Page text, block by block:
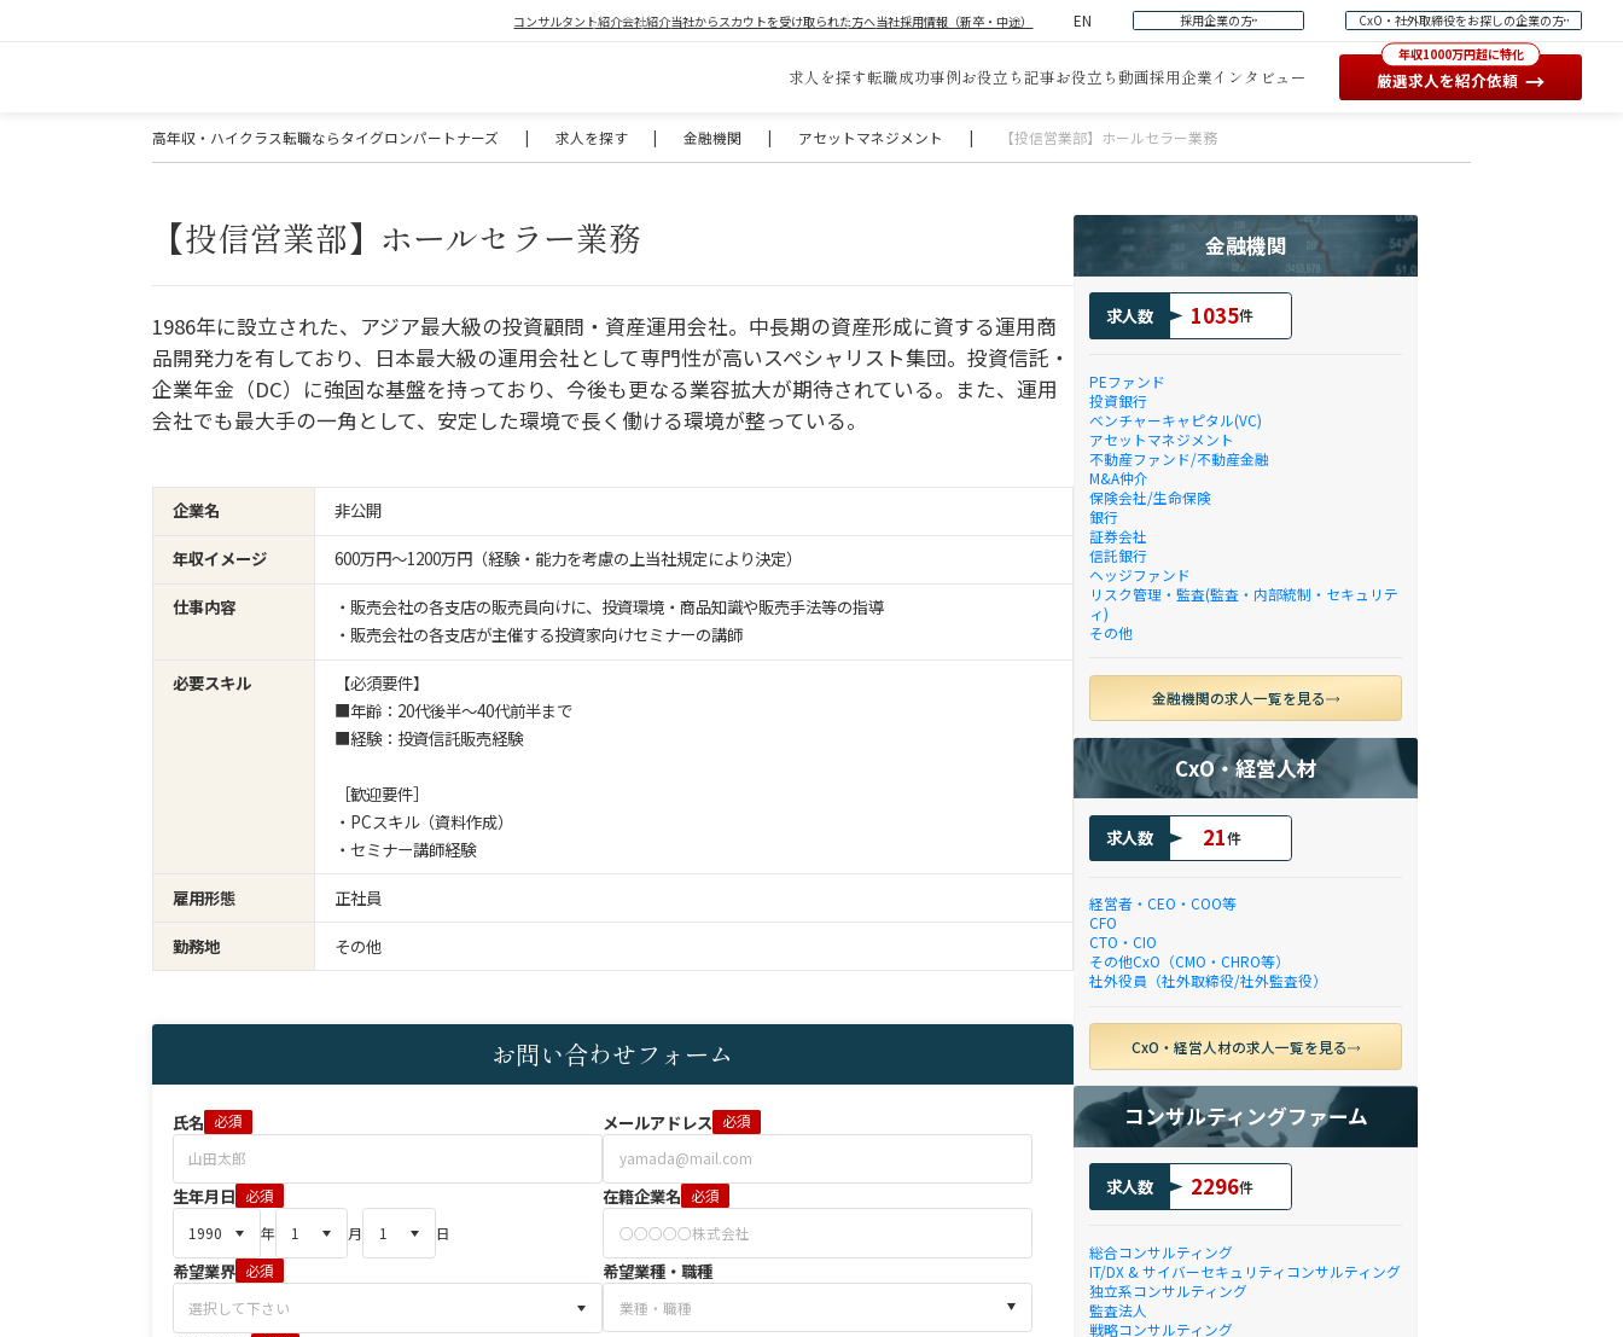
コンサルタント紹介会社紹介当社からスカウトを受け取られた方へ当社採用情報（新卒・中途） EN 採用企業の方 CxO・社外取締役をお探しの企業の方
求人を探す転職成功事例お役立ち記事お役立ち動画採用企業インタビュー
年収1000万円超に特化
厳選求人を紹介依頼 →
高年収・ハイクラス転職ならタイグロンパートナーズ | 求人を探す | 金融機関 | アセットマネジメント | 【投信営業部】ホールセラー業務
【投信営業部】ホールセラー業務
1986年に設立された、アジア最大級の投資顧問・資産運用会社。中長期の資産形成に資する運用商
品開発力を有しており、日本最大級の運用会社として専門性が高いスペシャリスト集団。投資信託・
企業年金（DC）に強固な基盤を持っており、今後も更なる業容拡大が期待されている。また、運用
会社でも最大手の一角として、安定した環境で長く働ける環境が整っている。
企業名
非公開
年収イメージ
600万円〜1200万円（経験・能力を考慮の上当社規定により決定）
仕事内容
・販売会社の各支店の販売員向けに、投資環境・商品知識や販売手法等の指導
・販売会社の各支店が主催する投資家向けセミナーの講師
必要スキル
【必須要件】
■年齢：20代後半～40代前半まで
■経験：投資信託販売経験
［歓迎要件］
・PCスキル（資料作成）
・セミナー講師経験
雇用形態
正社員
勤務地
その他
お問い合わせフォーム
氏名 必須 メールアドレス 必須
生年月日 必須
年
月 日
在籍企業名 必須
希望業界 必須 希望業種・職種
金融機関
求人数 1035件
PEファンド
投資銀行
ベンチャーキャピタル(VC)
アセットマネジメント
不動産ファンド/不動産金融
M&A仲介
保険会社/生命保険
銀行
証券会社
信託銀行
ヘッジファンド
リスク管理・監査(監査・内部統制・セキュリテ
ィ)
その他
金融機関の求人一覧を見る
CxO・経営人材
求人数 21件
経営者・CEO・COO等
CFO
CTO・CIO
その他CxO（CMO・CHRO等）
社外役員（社外取締役/社外監査役）
CxO・経営人材の求人一覧を見る
コンサルティングファーム
求人数 2296件
総合コンサルティング
IT/DX & サイバーセキュリティコンサルティング
独立系コンサルティング
監査法人
戦略コンサルティング